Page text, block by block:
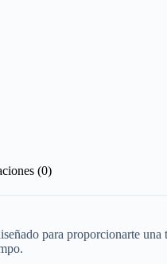
(0)
para proporcionarte